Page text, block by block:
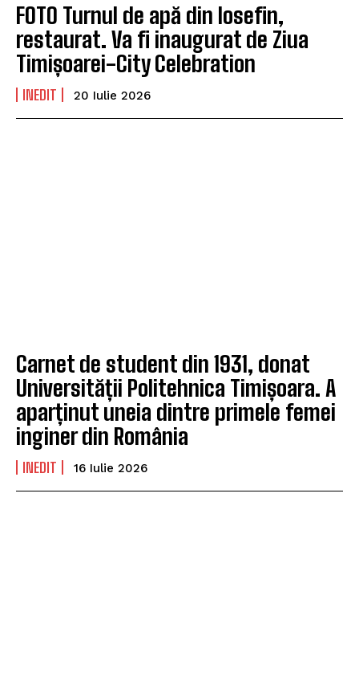
FOTO Turnul de apă din Iosefin,
restaurat. Va fi inaugurat de Ziua
Timișoarei-City Celebration
INEDIT 20 Iulie 2026
Carnet de student din 1931, donat
Universității Politehnica Timișoara. A
aparținut uneia dintre primele femei
inginer din România
INEDIT 16 Iulie 2026